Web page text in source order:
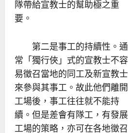
隊帶給宣教士的幫助極之重
要。
第二是事工的持續性。通
常「獨行俠」式的宣教士不容
易徵召當地的同工及新宣教士
來參與其事工。故此他們離開
工場後，事工往往就不能持
續。但是差會有隊工，有發展
工場的策略，亦可在各地徵召